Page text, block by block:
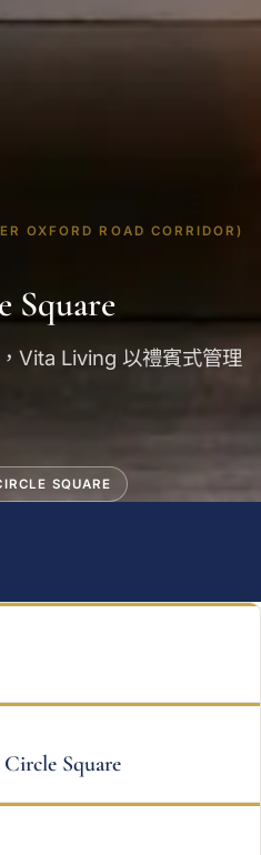
OXFORD ROAD CORRIDOR)
Square
Vita Living 以禮賓式管理
SQUARE
Square